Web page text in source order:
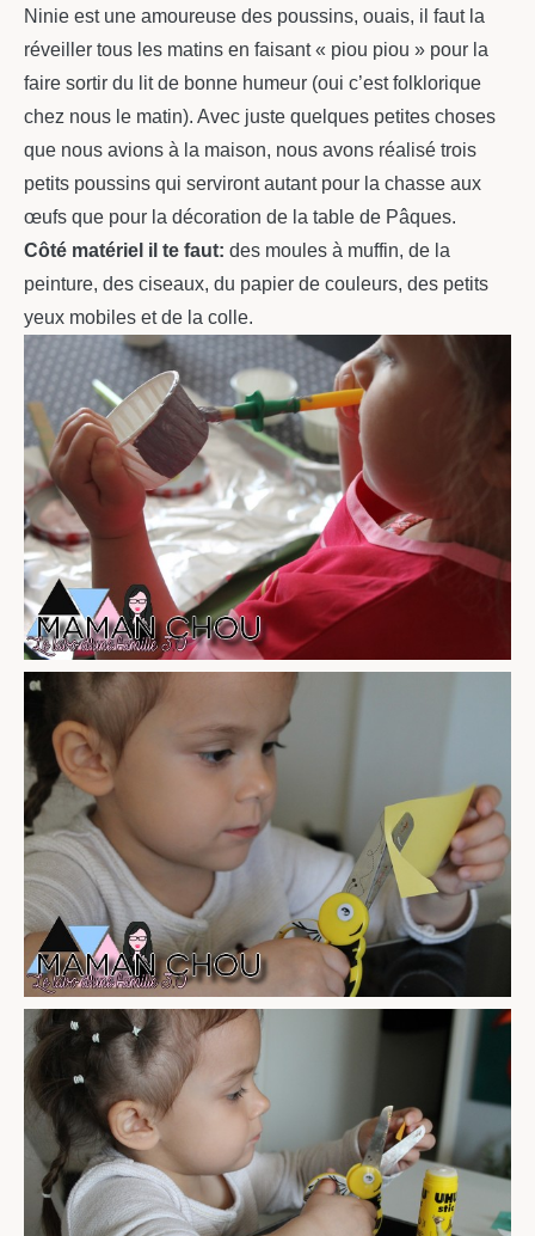
Ninie est une amoureuse des poussins, ouais, il faut la
réveiller tous les matins en faisant « piou piou » pour la
faire sortir du lit de bonne humeur (oui c’est folklorique
chez nous le matin). Avec juste quelques petites choses
que nous avions à la maison, nous avons réalisé trois
petits poussins qui serviront autant pour la chasse aux
œufs que pour la décoration de la table de Pâques.
Côté matériel il te faut: des moules à muffin, de la
peinture, des ciseaux, du papier de couleurs, des petits
yeux mobiles et de la colle.